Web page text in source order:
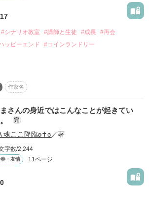
してます！
は、その場に座り込んでしまう
てしまった
頑張るアラサーОL
･･･
を頂き、ありがとうございます
。
。
す☆読んでいただけたら幸いです(*^。^*)
17
#シナリオ教室 #講師と生徒 #成長 #再会
ッピーエンド #コインランドリー
うになった時、彼女と彼は出会った。
社員
アルバイト
本家
講師
らい、逃げ出した美桜だったが、
作家名
まさんの身近ではこんなことが起きてい
完
魂ここ降臨ʚ✝ɞ／著
字数/2,244
・友情 11ページ
0